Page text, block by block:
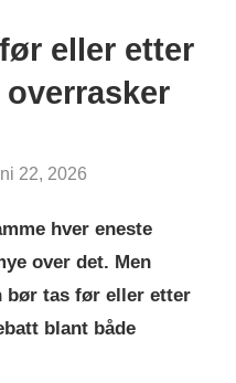
eller etter
22, 2026
hver eneste
over det. Men
bør tas før eller etter
blant både